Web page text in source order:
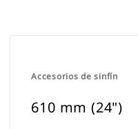
Accesorios de sinfín
610 mm (24")